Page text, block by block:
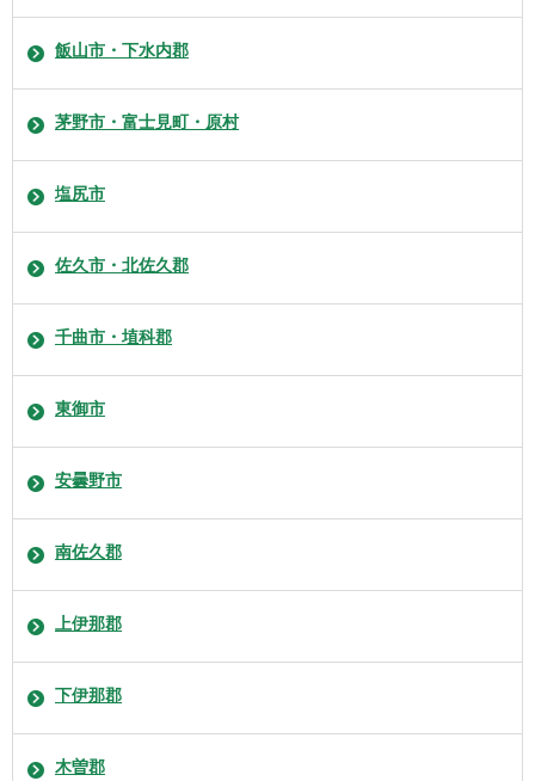
飯山市・下水内郡
茅野市・富士見町・原村
塩尻市
佐久市・北佐久郡
千曲市・埴科郡
東御市
安曇野市
南佐久郡
上伊那郡
下伊那郡
木曽郡